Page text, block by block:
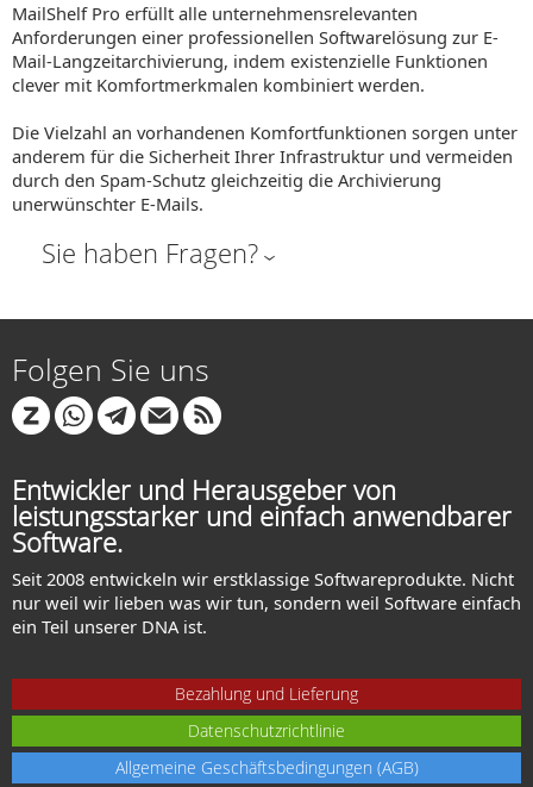
MailShelf Pro erfüllt alle unternehmensrelevanten
Anforderungen einer professionellen Softwarelösung zur E-
Mail-Langzeitarchivierung, indem existenzielle Funktionen
clever mit Komfortmerkmalen kombiniert werden.
Die Vielzahl an vorhandenen Komfortfunktionen sorgen unter
anderem für die Sicherheit Ihrer Infrastruktur und vermeiden
durch den Spam-Schutz gleichzeitig die Archivierung
unerwünschter E-Mails.
Sie haben Fragen?
Folgen Sie uns
Entwickler und Herausgeber von
leistungsstarker und einfach anwendbarer
Software.
Seit 2008 entwickeln wir erstklassige Softwareprodukte. Nicht
nur weil wir lieben was wir tun, sondern weil Software einfach
ein Teil unserer DNA ist.
Bezahlung und Lieferung
Datenschutzrichtlinie
Allgemeine Geschäftsbedingungen (AGB)